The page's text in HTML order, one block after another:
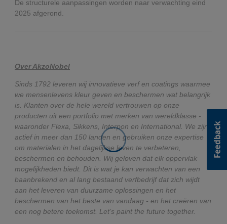
De structurele aanpassingen worden naar verwachting eind
2025 afgerond.
Over AkzoNobel
Sinds 1792 leveren wij innovatieve verf en coatings waarmee
we mensenlevens kleur geven en beschermen wat belangrijk
is. Klanten over de hele wereld vertrouwen op onze
producten uit een portfolio met merken van wereldklasse -
waaronder Flexa, Sikkens, Interpon en International. We zijn
actief in meer dan 150 landen en gebruiken onze expertise
om materialen in het dagelijkse leven te verbeteren,
beschermen en behouden. Wij geloven dat elk oppervlak
mogelijkheden biedt. Dit is wat je kan verwachten van een
baanbrekend en al lang bestaand verfbedrijf dat zich wijdt
aan het leveren van duurzame oplossingen en het
beschermen van het beste van vandaag - en het creëren van
een nog betere toekomst. Let’s paint the future together.